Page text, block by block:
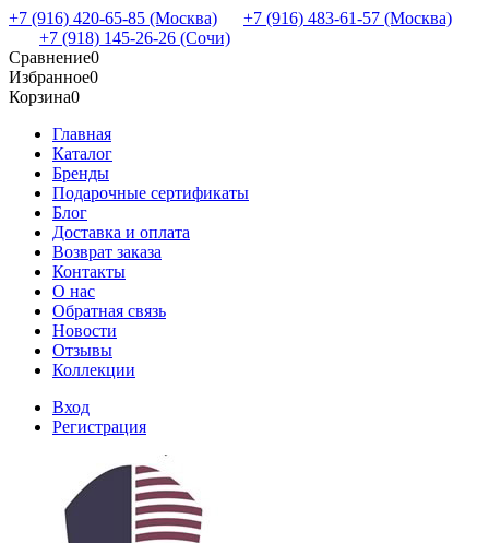
+7 (916) 420-65-85 (Москва)
+7 (916) 483-61-57 (Москва)
+7 (918) 145-26-26 (Сочи)
Сравнение0
Избранное0
Корзина0
Главная
Каталог
Бренды
Подарочные сертификаты
Блог
Доставка и оплата
Возврат заказа
Контакты
О нас
Обратная связь
Новости
Отзывы
Коллекции
Вход
Регистрация